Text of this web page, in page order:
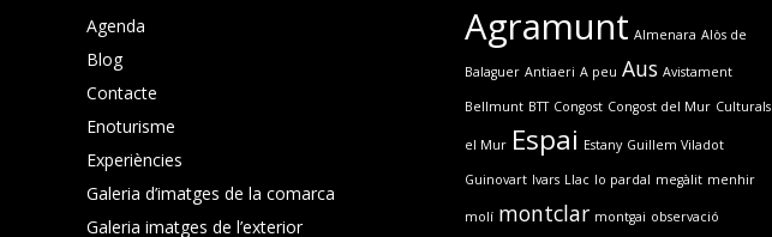
Agenda
Blog
Contacte
Enoturisme
Experiències
Galeria d’imatges de la comarca
Galeria imatges de l’exterior
Agramunt Almenara Alòs de
Balaguer Antiaeri A peu Aus Avistament
Bellmunt BTT Congost Congost del Mur Culturals
el Mur Espai Estany Guillem Viladot
Guinovart Ivars Llac lo pardal megàlit menhir
molí montclar montgai observació